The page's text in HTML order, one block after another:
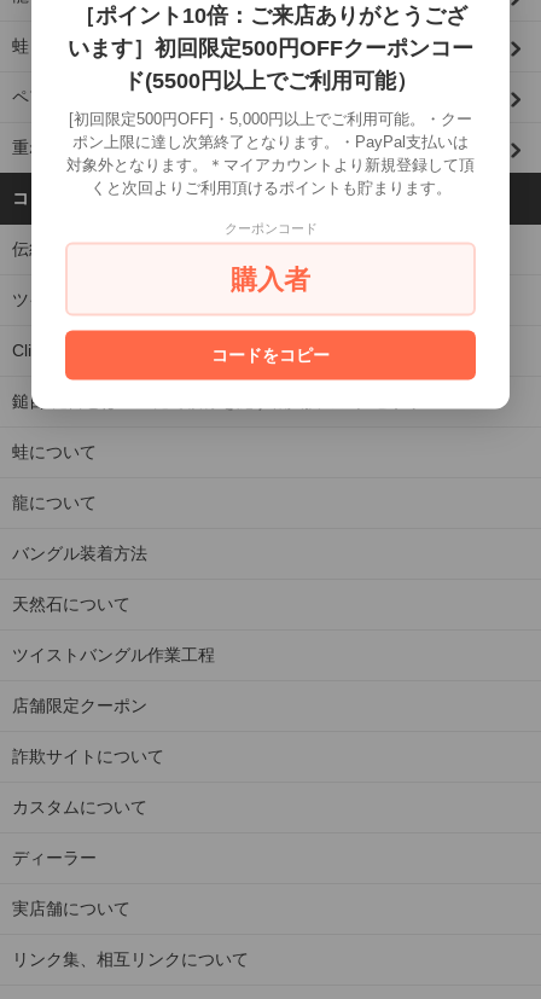
蛙 ITEM
ペアリング ITEM
重ね着け/組み合わせペンダント
コンテンツを見る
伝統技法【霰】とは
ツイストとは
Click here for overseas shipping：海外発送について
鎚目/槌目とは 金槌で模様を施す職人技のアクセサリー
蛙について
龍について
バングル装着方法
天然石について
ツイストバングル作業工程
店舗限定クーポン
詐欺サイトについて
カスタムについて
ディーラー
実店舗について
リンク集、相互リンクについて
［ポイント10倍：ご来店ありがとうござ
います］初回限定500円OFFクーポンコー
ド(5500円以上でご利用可能）
[初回限定500円OFF]・5,000円以上でご利用可能。・クー
ポン上限に達し次第終了となります。・PayPal支払いは
対象外となります。＊マイアカウントより新規登録して頂
くと次回よりご利用頂けるポイントも貯まります。
クーポンコード
購入者
コードをコピー